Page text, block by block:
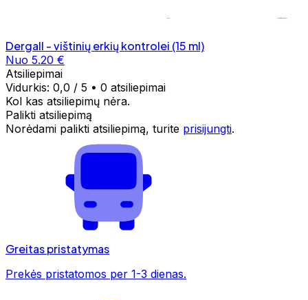
Dergall - vištinių erkių kontrolei (15 ml)
Nuo 5.20 €
Atsiliepimai
Vidurkis: 0,0 / 5 • 0 atsiliepimai
Kol kas atsiliepimų nėra.
Palikti atsiliepimą
Norėdami palikti atsiliepimą, turite prisijungti.
Greitas pristatymas
Prekės pristatomos per 1-3 dienas.